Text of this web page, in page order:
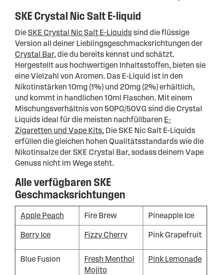
SKE Crystal Nic Salt E-liquid
Die SKE Crystal Nic Salt E-Liquidssind die flüssige
Version all deiner Lieblingsgeschmacksrichtungen der
Crystal Bar, die du bereits kennst und schätzt.
Hergestellt aus hochwertigen Inhaltsstoffen, bieten sie
eine Vielzahl von Aromen. Das E-Liquid ist in den
Nikotinstärken 10mg (1%) und 20mg (2%) erhältlich,
und kommt in handlichen 10ml Flaschen. Mit einem
Mischungsverhältnis von 50PG/50VG sind die Crystal
Liquids ideal für die meisten nachfüllbaren E-
Zigaretten und Vape Kits. Die SKE Nic Salt E-Liquids
erfüllen die gleichen hohen Qualitätsstandards wie die
Nikotinsalze der SKE Crystal Bar, sodass deinem Vape
Genuss nicht im Wege steht.
Alle verfügbaren SKE
Geschmacksrichtungen
Apple Peach Fire Brew Pineapple Ice
Berry Ice Fizzy Cherry Pink Grapefruit
Blue Fusion
Fresh Menthol
Mojito
Pink Lemonade